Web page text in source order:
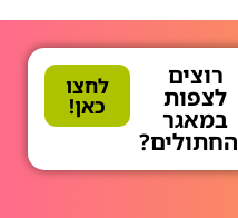
רוצים
לצפות
במאגר
החתולים?
לחצו
כאן!